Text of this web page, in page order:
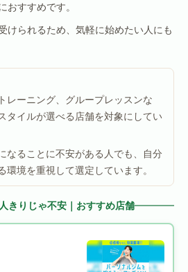
おすすめです。
けられるため、気軽に始めたい人にも
レーニング、グループレッスンな
タイルが選べる店舗を対象にしてい
なることに不安がある人でも、自分
環境を重視して選定しています。
きりじゃ不安｜おすすめ店舗